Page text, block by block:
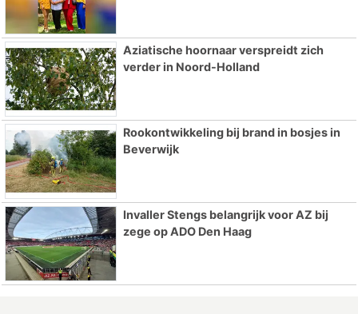
Aziatische hoornaar verspreidt zich
verder in Noord-Holland
Rookontwikkeling bij brand in bosjes in
Beverwijk
Invaller Stengs belangrijk voor AZ bij
zege op ADO Den Haag